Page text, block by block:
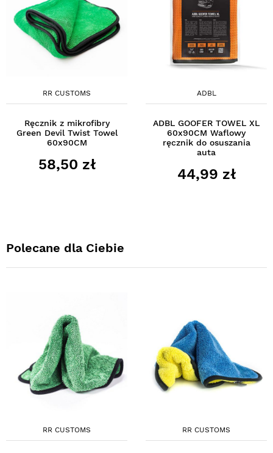
RR CUSTOMS
Ręcznik z mikrofibry
Green Devil Twist Towel
60x90CM
58,50 zł
ADBL
ADBL GOOFER TOWEL XL
60x90CM Waflowy
ręcznik do osuszania
auta
44,99 zł
Polecane dla Ciebie
RR CUSTOMS RR CUSTOMS